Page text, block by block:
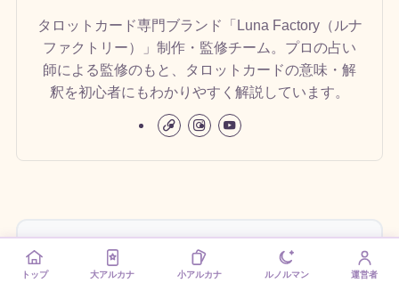
タロットカード専門ブランド「Luna Factory（ルナ
ファクトリー）」制作・監修チーム。プロの占い
師による監修のもと、タロットカードの意味・解
釈を初心者にもわかりやすく解説しています。
📖 タロットカード解説一覧
大アルカナ22枚の意味と解釈をチェック
トップ 大アルカナ 小アルカナ ルノルマン 運営者